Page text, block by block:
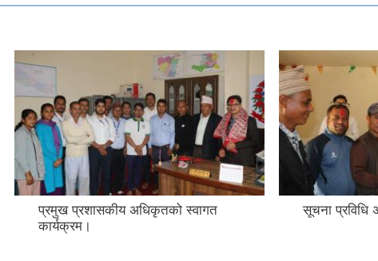
प्रमुख प्रशासकीय अधिकृतको स्वागत
कार्यक्रम।
सूचना प्रविधि